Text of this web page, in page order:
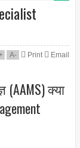
A- Print Email
(AAMS) क्या